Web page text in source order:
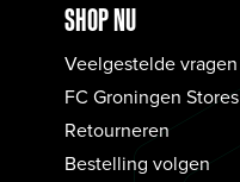
SHOP NU
Veelgestelde vragen
FC Groningen Stores
Retourneren
Bestelling volgen